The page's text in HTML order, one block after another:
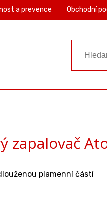
a prevence Obchodní
zapalovač
plamenní částí